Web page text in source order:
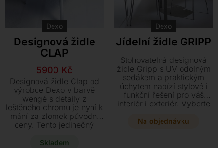
Dexo
Designová židle
CLAP
Původní
cena
byla:
14100 Kč.
5900 Kč
Aktuální
cena
je:
5900 Kč.
Designová židle Clap od
výrobce Dexo v barvě
wengé s detaily z
leštěného chromu je nyní k
mání za zlomek původní
ceny. Tento jedinečný
rozměrech 53 x 52 x 75
Skladem
Dexo
Jídelní židle GRIPP
Stohovatelná designová
židle Gripp s UV odolným
sedákem a praktickým
úchytem nabízí stylové i
funkční řešení pro váš
interiér i exteriér. Vyberte
různých typů podnoží,
Na objednávku